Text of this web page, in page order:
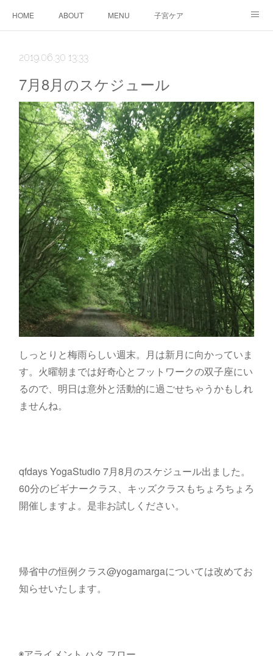
HOME ABOUT MENU 子宮ケア
2019.06.30 13:33
7月8月のスケジュール
しっとりと梅雨らしい週末。月は新月に向かっていま
す。火曜朝までは好奇心とフットワークの双子座にい
るので、明日は意外と活動的に過ごせちゃうかもしれ
ませんね。
qfdays YogaStudio 7月8月のスケジュール出ました。
60分のビギナークラス、キッズクラスもちょろちょろ
開催しますよ。是非お試しください。
帰省中の恒例クラス@yogamargaについては改めてお
知らせいたします。